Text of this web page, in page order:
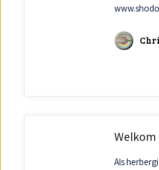
Welkom
Als